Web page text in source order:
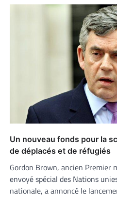
Un nouveau fonds pour la
de déplacés et de réfugiés
Gordon Brown, ancien
envoyé spécial des Nations
nationale, a annoncé le